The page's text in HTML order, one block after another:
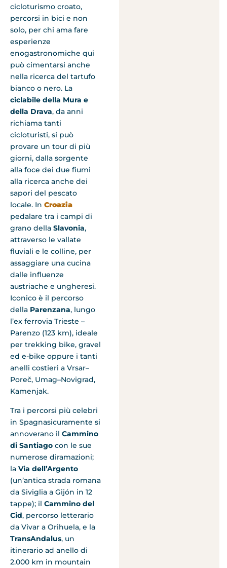
cicloturismo croato,
percorsi in bici e non
solo, per chi ama fare
esperienze
enogastronomiche qui
può cimentarsi anche
nella ricerca del tartufo
bianco o nero. La
ciclabile della Mura e
della Drava, da anni
richiama tanti
cicloturisti, si può
provare un tour di più
giorni, dalla sorgente
alla foce dei due fiumi
alla ricerca anche dei
sapori del pescato
locale. In Croazia
pedalare tra i campi di
grano della Slavonia,
attraverso le vallate
fluviali e le colline, per
assaggiare una cucina
dalle influenze
austriache e ungheresi.
Iconico è il percorso
della Parenzana, lungo
l’ex ferrovia Trieste –
Parenzo (123 km), ideale
per trekking bike, gravel
ed e-bike oppure i tanti
anelli costieri a Vrsar–
Poreč, Umag–Novigrad,
Kamenjak.
Tra i percorsi più celebri
in Spagnasicuramente si
annoverano il Cammino
di Santiago con le sue
numerose diramazioni;
la Via dell’Argento
(un’antica strada romana
da Siviglia a Gijón in 12
tappe); il Cammino del
Cid, percorso letterario
da Vivar a Orihuela, e la
TransAndalus, un
itinerario ad anello di
2.000 km in mountain